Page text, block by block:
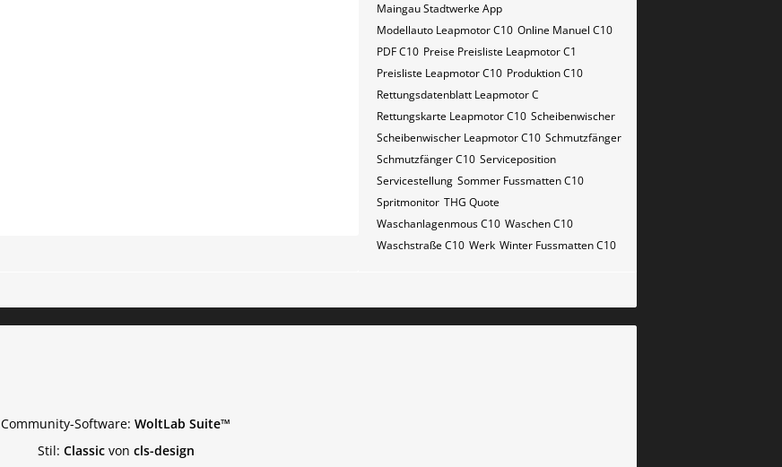
Maingau Stadtwerke App
Modellauto Leapmotor C10 Online Manuel C10
PDF C10 Preise Preisliste Leapmotor C1
Preisliste Leapmotor C10 Produktion C10
Rettungsdatenblatt Leapmotor C
Rettungskarte Leapmotor C10 Scheibenwischer
Scheibenwischer Leapmotor​ C10 Schmutzfänger
Schmutzfänger C10 Serviceposition
Servicestellung Sommer Fussmatten C10
Spritmonitor THG Quote
Waschanlagenmous C10 Waschen C10
Waschstraße C10 Werk Winter Fussmatten C10
Community-Software: WoltLab Suite™
Stil: Classicvon cls-design